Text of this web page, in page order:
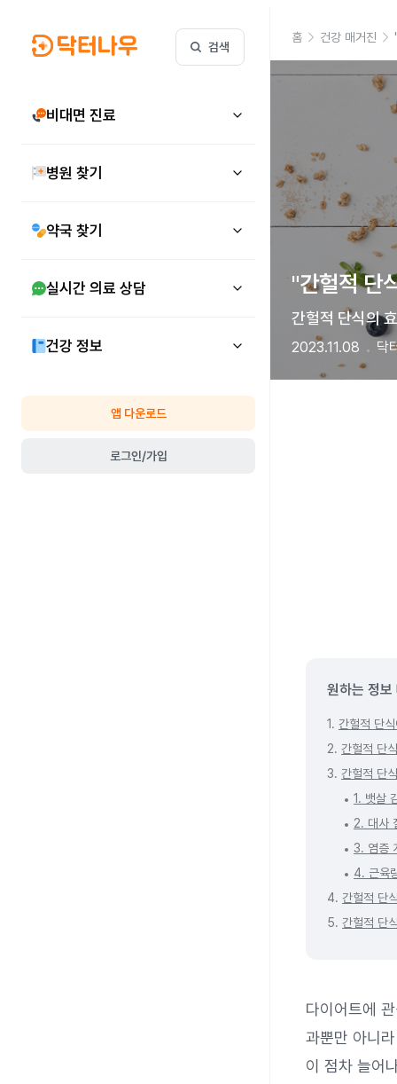
검색
비대면 진료
병원 찾기
약국 찾기
실시간 의료 상담
건강 정보
앱 다운로드
로그인/가입
홈 건강 매거진
"간헐적 단
간헐적 단식의
2023.11.08 닥
원하는 정보
1. 간헐적 단
2. 간헐적 단
3. 간헐적 단
1. 뱃살
2. 대사
3. 염증
4. 근육
4. 간헐적 단
5. 간헐적 단
다이어트에
과뿐만 아니
이 점차 늘어